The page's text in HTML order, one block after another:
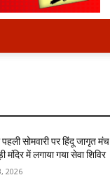
सोमवारी पर हिंदू जागृत मंच
मंदिर में लगाया गया सेवा शिविर
2026